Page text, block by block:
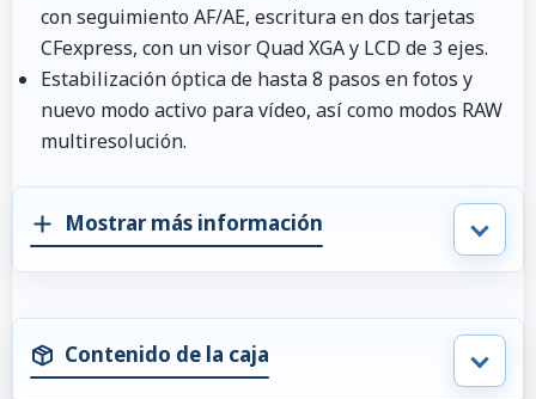
con seguimiento AF/AE, escritura en dos tarjetas
CFexpress, con un visor Quad XGA y LCD de 3 ejes.
Estabilización óptica de hasta 8 pasos en fotos y
nuevo modo activo para vídeo, así como modos RAW
multiresolución.
Mostrar más información
Contenido de la caja